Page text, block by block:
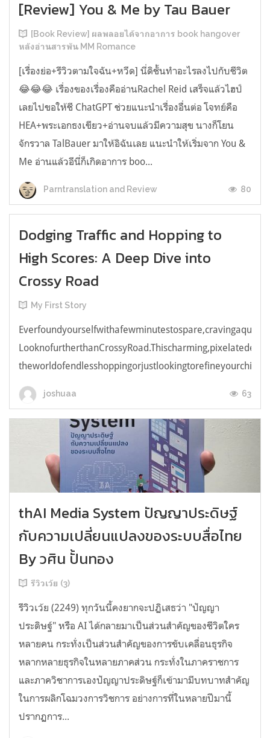
[Review] You & Me by Tau Bauer
[Book Review] ผลพลอยได้จากอาการ book hangover
หลังอ่านสารพัน MM Romance
[เรื่องย่อ+รีวิวตามใจฉัน+หวีด] นี่ดิชั้นทำอะไรลงไปกับชีวิต
😂😂😂 เรื่องของเรื่องคืออ่านRachel Reid เสร็จแล้วไฮป์
เลยไปขอให้ชี ChatGPT ช่วยแนะนำเรื่องอื่นต่อ โจทย์คือ
HEA+พระเอกธงเขียว+อ่านจบแล้วมีความสุข นางก็โยน
จักรวาล TalBauer มาให้อิฉันเลย แนะนำให้เริ่มจาก You &
Me อ่านแล้วอีนี่ก็เกิดอาการ boo...
Parntranslation and Review 80
Dodging Traffic and Hopping to
High Scores: A Deep Dive into
Crossy Road
My First Story
joshuaa 63
thAI Media System ปัญญาประดิษฐ์
กับความเปลี่ยนแปลงของระบบสื่อไทย
By วศิน ปั้นทอง
รีวิวเว้ย (3)
รีวิวเว้ย (2249) ทุกวันนี้คงยากจะปฏิเสธว่า "ปัญญา
ประดิษฐ์" หรือ AI ได้กลายมาเป็นส่วนสำคัญของชีวิตใคร
หลายคน กระทั่งเป็นส่วนสำคัญของการขับเคลื่อนธุรกิจ
หลากหลายธุรกิจในหลายภาคส่วน กระทั่งในภาคราชการ
และภาควิชาการเองปัญญาประดิษฐ์ก็เข้ามามีบทบาทสำคัญ
ในการผลิกโฉมวงการวิชการ อย่างการที่ในหลายปีมานี้
ปรากฏการ...